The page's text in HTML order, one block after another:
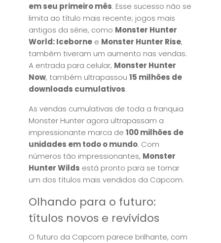
em seu primeiro mês. Esse sucesso não se
limita ao título mais recente; jogos mais
antigos da série, como Monster Hunter
World: Iceborne e Monster Hunter Rise,
também tiveram um aumento nas vendas.
A entrada para celular, Monster Hunter
Now, também ultrapassou 15 milhões de
downloads cumulativos.
As vendas cumulativas de toda a franquia
Monster Hunter agora ultrapassam a
impressionante marca de 100 milhões de
unidades em todo o mundo. Com
números tão impressionantes, Monster
Hunter Wilds está pronto para se tornar
um dos títulos mais vendidos da Capcom.
Olhando para o futuro:
títulos novos e revividos
O futuro da Capcom parece brilhante, com